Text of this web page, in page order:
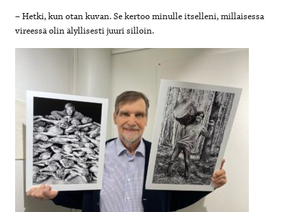
– Hetki, kun otan kuvan. Se kertoo minulle itselleni, millaisessa
vireessä olin älyllisesti juuri silloin.